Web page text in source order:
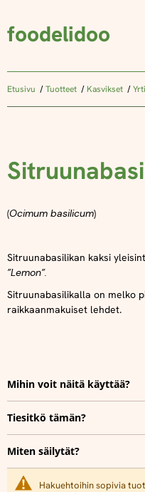
foodelidoo
Etusivu Tuotteet Kasvikset
(Ocimum basilicum)
Sitruunabasilikan kaksi
”Lemon”.
Sitruunabasilikalla on melko
raikkaanmakuiset lehdet.
Mihin voit näitä käyttää?
Tiesitkö tämän?
Miten säilytät?
Hakuehtoihin sopivia